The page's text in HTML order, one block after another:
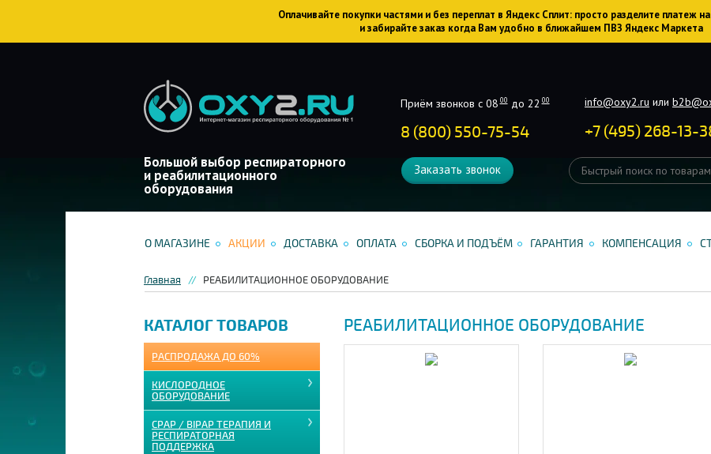
Оплачивайте покупки частями и без переплат в Яндекс Сплит: просто разделите платеж
и забирайте заказ когда Вам удобно в ближайшем ПВЗ Яндекс Маркета
Большой выбор респираторного
и реабилитационного
оборудования
Приём звонков с 08 00до 22 00
8 (800) 550-75-54
info@oxy2.ru или
+7 (495) 268-13-
Заказать звонок
О МАГАЗИНЕ АКЦИИ ДОСТАВКА ОПЛАТА СБОРКА И ПОДЪЁМ ГАРАНТИЯ КОМПЕНСАЦИЯ
Главная РЕАБИЛИТАЦИОННОЕ ОБОРУДОВАНИЕ
КАТАЛОГ ТОВАРОВ
РАСПРОДАЖА ДО 60%
КИСЛОРОДНОЕ
ОБОРУДОВАНИЕ
CPAP / BIPAP ТЕРАПИЯ И
РЕСПИРАТОРНАЯ
ПОДДЕРЖКА
РЕАБИЛИТАЦИОННОЕ ОБОРУДОВАНИЕ